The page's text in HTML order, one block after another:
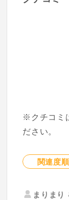
※クチコミ
ださい。
関連度順
まりまり